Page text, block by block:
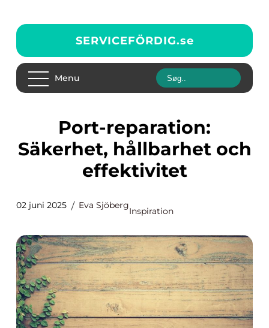
SERVICEFÖRDIG.se
Menu
Port-reparation:
Säkerhet, hållbarhet och
effektivitet
02 juni 2025 Eva Sjöberg
Inspiration